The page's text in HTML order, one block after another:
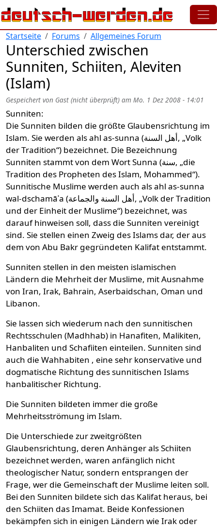
Direkt zum Inhalt
Startseite Forums Allgemeines Forum
Unterschied zwischen
Sunniten, Schiiten, Aleviten
(Islam)
Gespeichert von Gast (nicht überprüft) am Mo. 1 Dez 2008 - 14:01
Sunniten:
Die Sunniten bilden die größte Glaubensrichtung im
Islam. Sie werden als ahl as-sunna (أهل السنة‎, „Volk
der Tradition“) bezeichnet. Die Bezeichnung
Sunniten stammt von dem Wort Sunna (سنة‎, „die
Tradition des Propheten des Islam, Mohammed“).
Sunnitische Muslime werden auch als ahl as-sunna
wal-dschamāʿa (أهل السنة والجماعة‎, „Volk der Tradition
und der Einheit der Muslime“) bezeichnet, was
darauf hinweisen soll, dass die Sunniten vereinigt
sind. Sie stellen einen Zweig des Islams dar, der aus
dem von Abu Bakr gegründeten Kalifat entstammt.
Sunniten stellen in den meisten islamischen
Ländern die Mehrheit der Muslime, mit Ausnahme
von Iran, Irak, Bahrain, Aserbaidschan, Oman und
Libanon.
Sie lassen sich wiederum nach den sunnitischen
Rechtsschulen (Madhhab) in Hanafiten, Malikiten,
Hanbaliten und Schafiiten einteilen. Sunniten sind
auch die Wahhabiten , eine sehr konservative und
dogmatische Richtung des sunnitischen Islams
hanbalitischer Richtung.
Die Sunniten bildeten immer die große
Mehrheitsströmung im Islam.
Die Unterschiede zur zweitgrößten
Glaubensrichtung, deren Anhänger als Schiiten
bezeichnet werden, waren anfänglich nicht
theologischer Natur, sondern entsprangen der
Frage, wer die Gemeinschaft der Muslime leiten soll.
Bei den Sunniten bildete sich das Kalifat heraus, bei
den Schiiten das Imamat. Beide Konfessionen
bekämpfen sich in einigen Ländern wie Irak oder